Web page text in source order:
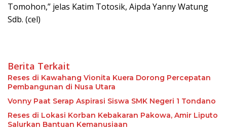
Tomohon,” jelas Katim Totosik, Aipda Yanny Watung
Sdb. (cel)
Berita Terkait
Reses di Kawahang Vionita Kuera Dorong Percepatan
Pembangunan di Nusa Utara
Vonny Paat Serap Aspirasi Siswa SMK Negeri 1 Tondano
Reses di Lokasi Korban Kebakaran Pakowa, Amir Liputo
Salurkan Bantuan Kemanusiaan